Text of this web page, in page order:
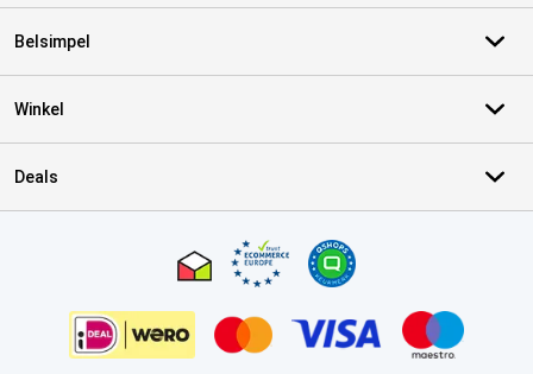
Belsimpel
Winkel
Deals